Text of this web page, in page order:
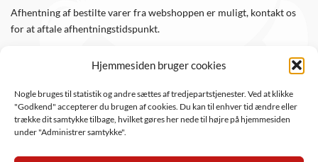
Hjemmesiden bruger cookies
Nogle bruges til statistik og andre sættes af tredjepartstjenester. Ved at klikke
"Godkend" accepterer du brugen af cookies. Du kan til enhver tid ændre eller
trække dit samtykke tilbage, hvilket gøres her nede til højre på hjemmesiden
under "Administrer samtykke".
Afhentning af bestilte varer fra webshoppen er muligt, kontakt os
for at aftale afhentningstidspunkt.
Følg WTS Retro på de sociale medier, så er du altid opdateret.